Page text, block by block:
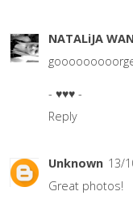
NATALiJA
- ♥♥♥ -
Reply
Unknown 13/
Great photos!